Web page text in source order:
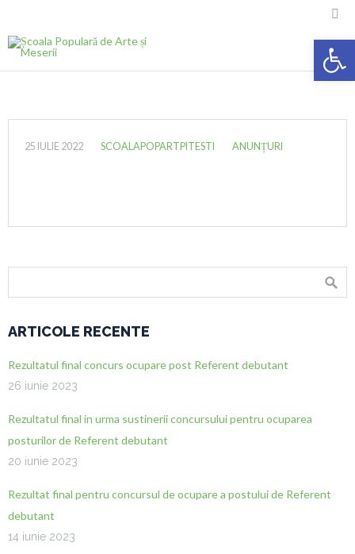

25 IULIE 2022 SCOALAPOPARTPITESTI ANUNȚURI
ARTICOLE RECENTE
Rezultatul final concurs ocupare post Referent debutant
26 iunie 2023
Rezultatul final in urma sustinerii concursului pentru ocuparea
posturilor de Referent debutant
20 iunie 2023
Rezultat final pentru concursul de ocupare a postului de Referent
debutant
14 iunie 2023
Deschide